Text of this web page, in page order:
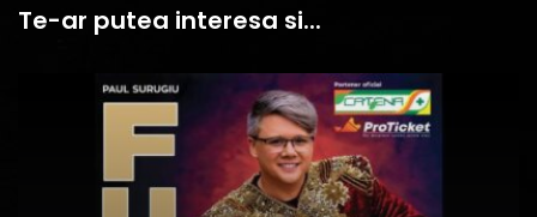
Te-ar putea interesa si...